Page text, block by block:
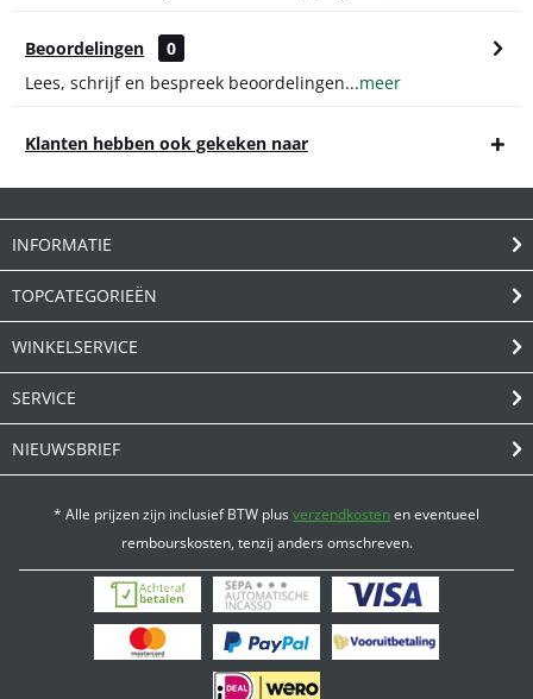
Beoordelingen
0
Lees, schrijf en bespreek beoordelingen...meer
Klanten hebben ook gekeken naar
INFORMATIE
TOPCATEGORIEËN
WINKELSERVICE
SERVICE
NIEUWSBRIEF
* Alle prijzen zijn inclusief BTW plusverzendkostenen eventueel
rembourskosten, tenzij anders omschreven.